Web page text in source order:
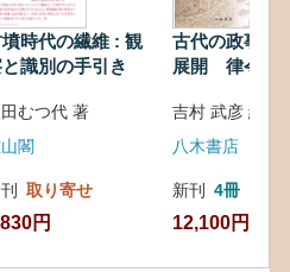
時代の繊維 : 観
識別の手引き
むつ代 著
閣
取り寄せ
円
古代の政事と
展開 律令・
吉村 武彦 編集
八木書店
新刊 4冊
12,100円